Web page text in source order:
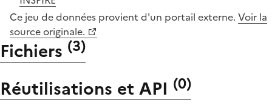
Ce jeu de données provient d'un portail externe. Voir la
source originale.
Fichiers (3)
Réutilisations et API (0)